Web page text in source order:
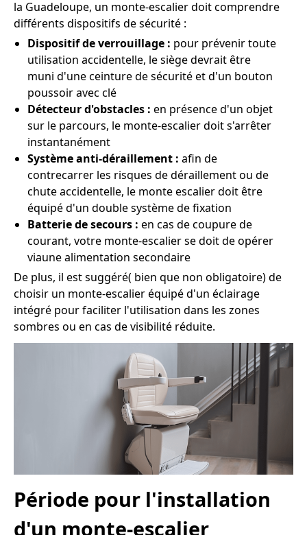
la Guadeloupe, un monte-escalier doit comprendre
différents dispositifs de sécurité :
Dispositif de verrouillage : pour prévenir toute
utilisation accidentelle, le siège devrait être
muni d'une ceinture de sécurité et d'un bouton
poussoir avec clé
Détecteur d'obstacles : en présence d'un objet
sur le parcours, le monte-escalier doit s'arrêter
instantanément
Système anti-déraillement : afin de
contrecarrer les risques de déraillement ou de
chute accidentelle, le monte escalier doit être
équipé d'un double système de fixation
Batterie de secours : en cas de coupure de
courant, votre monte-escalier se doit de opérer
viaune alimentation secondaire
De plus, il est suggéré( bien que non obligatoire) de
choisir un monte-escalier équipé d'un éclairage
intégré pour faciliter l'utilisation dans les zones
sombres ou en cas de visibilité réduite.
Période pour l'installation
d'un monte-escalier